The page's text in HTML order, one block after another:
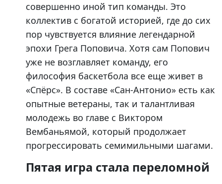
совершенно иной тип команды. Это
коллектив с богатой историей, где до сих
пор чувствуется влияние легендарной
эпохи Грега Поповича. Хотя сам Попович
уже не возглавляет команду, его
философия баскетбола все еще живет в
«Спёрс». В составе «Сан-Антонио» есть как
опытные ветераны, так и талантливая
молодежь во главе с Виктором
Вембаньямой, который продолжает
прогрессировать семимильными шагами.
Пятая игра стала переломной